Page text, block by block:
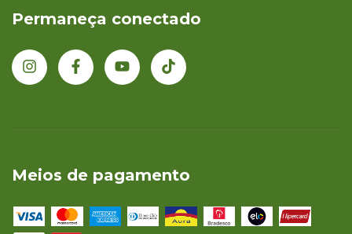
Permaneça conectado
Meios de pagamento